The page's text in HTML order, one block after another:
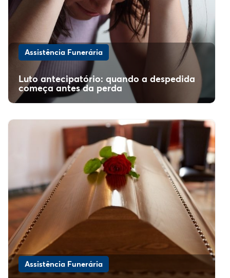
Assistência Funerária
Luto antecipatório: quando a despedida
começa antes da perda
Assistência Funerária